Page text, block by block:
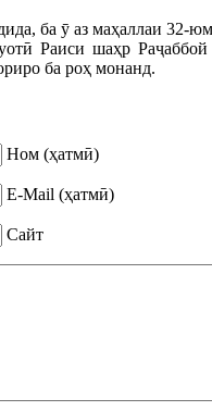
ба ӯ аз маҳаллаи 32-
Раиси шаҳр
ба роҳ монанд.
Ном (ҳатмӣ)
E-Mail (ҳатмӣ)
Сайт